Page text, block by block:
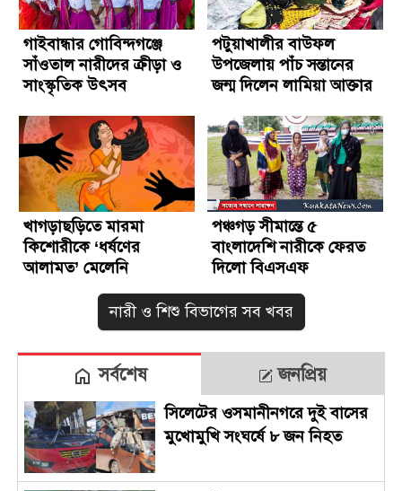
গাইবান্ধার গোবিন্দগঞ্জে
সাঁওতাল নারীদের ক্রীড়া ও
সাংস্কৃতিক উৎসব
পটুয়াখালীর বাউফল
উপজেলায় পাঁচ সন্তানের
জন্ম দিলেন লামিয়া আক্তার
খাগড়াছড়িতে মারমা
কিশোরীকে ‘ধর্ষণের
আলামত’ মেলেনি
পঞ্চগড় সীমান্তে ৫
বাংলাদেশি নারীকে ফেরত
দিলো বিএসএফ
নারী ও শিশু বিভাগের সব খবর
সর্বশেষ জনপ্রিয়
সিলেটের ওসমানীনগরে দুই বাসের
মুখোমুখি সংঘর্ষে ৮ জন নিহত